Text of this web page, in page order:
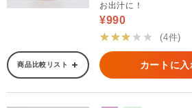
お出汁に！
¥990
★★★★★
(4件)
商品比較リスト カートに入